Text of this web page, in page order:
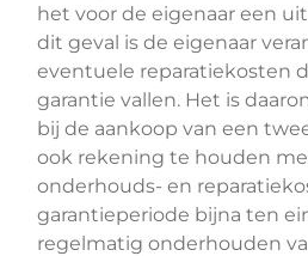
het voor de eigenaar een
dit geval is de eigenaar
eventuele reparatiekosten
garantie vallen. Het is
bij de aankoop van een
ook rekening te houden
onderhouds- en
garantieperiode bijna ten
regelmatig onderhouden